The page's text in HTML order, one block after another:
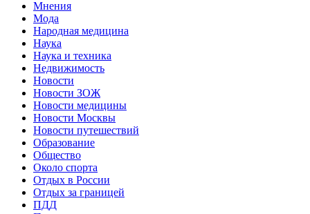
Мнения
Мода
Народная медицина
Наука
Наука и техника
Недвижимость
Новости
Новости ЗОЖ
Новости медицины
Новости Москвы
Новости путешествий
Образование
Общество
Около спорта
Отдых в России
Отдых за границей
ПДД